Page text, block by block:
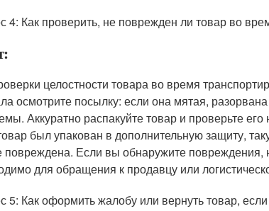
4: Как проверить, не поврежден ли товар во
целостности товара во время
осмотрите посылку: если она мятая,
Аккуратно распакуйте товар и проверьте
был упакован в дополнительную защиту,
повреждена. Если вы обнаружите повреждения,
для обращения к продавцу или
5: Как оформить жалобу или вернуть товар,